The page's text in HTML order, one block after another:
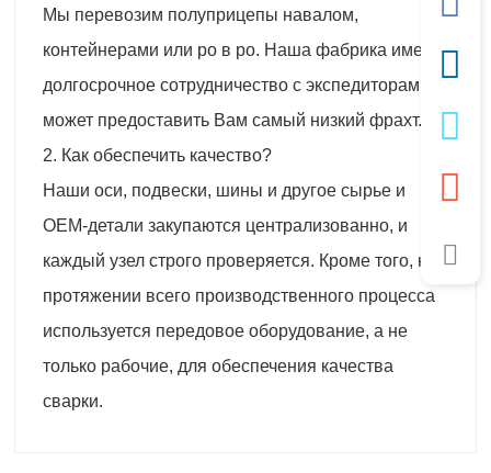
Мы перевозим полуприцепы навалом,
контейнерами или ро в ро. Наша фабрика имеет
долгосрочное сотрудничество с экспедиторами, и
может предоставить Вам самый низкий фрахт.
2. Как обеспечить качество?
Наши оси, подвески, шины и другое сырье и
OEM-детали закупаются централизованно, и
каждый узел строго проверяется. Кроме того, на
протяжении всего производственного процесса
используется передовое оборудование, а не
только рабочие, для обеспечения качества
сварки.